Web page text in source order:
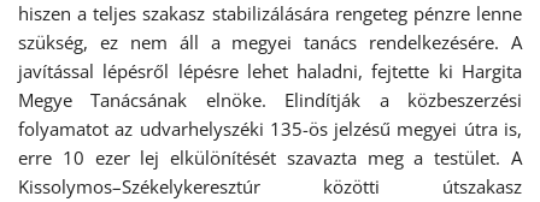
hiszen a teljes szakasz stabilizálására rengeteg pénzre lenne
szükség, ez nem áll a megyei tanács rendelkezésére. A
javítással lépésről lépésre lehet haladni, fejtette ki Hargita
Megye Tanácsának elnöke. Elindítják a közbeszerzési
folyamatot az udvarhelyszéki 135-ös jelzésű megyei útra is,
erre 10 ezer lej elkülönítését szavazta meg a testület. A
Kissolymos–Székelykeresztúr közötti útszakasz